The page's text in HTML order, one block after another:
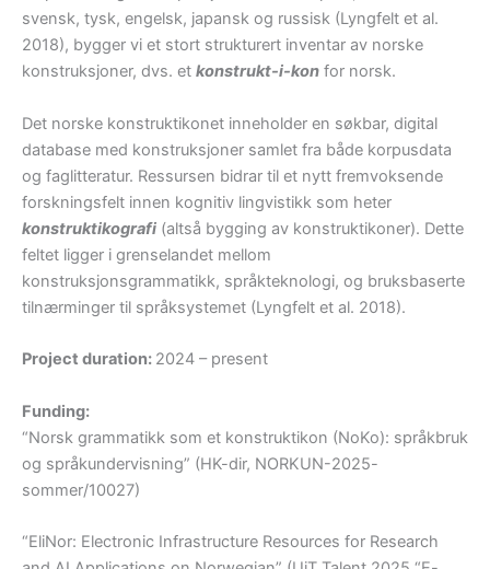
svensk, tysk, engelsk, japansk og russisk (Lyngfelt et al.
2018), bygger vi et stort strukturert inventar av norske
konstruksjoner, dvs. et konstrukt-i-kon for norsk.
Det norske konstruktikonet inneholder en søkbar, digital
database med konstruksjoner samlet fra både korpusdata
og faglitteratur. Ressursen bidrar til et nytt fremvoksende
forskningsfelt innen kognitiv lingvistikk som heter
konstruktikografi (altså bygging av konstruktikoner). Dette
feltet ligger i grenselandet mellom
konstruksjonsgrammatikk, språkteknologi, og bruksbaserte
tilnærminger til språksystemet (Lyngfelt et al. 2018).
Project duration: 2024 – present
Funding:
“Norsk grammatikk som et konstruktikon (NoKo): språkbruk
og språkundervisning” (HK-dir, NORKUN-2025-
sommer/10027)
“EliNor: Electronic Infrastructure Resources for Research